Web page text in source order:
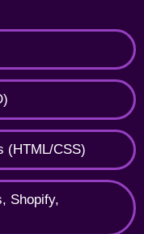
(HTML/CSS)
Shopify,